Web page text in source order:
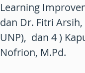
Learning
dan Dr. Fitri Arsih,
UNP), dan 4 )
Nofrion, M.Pd.